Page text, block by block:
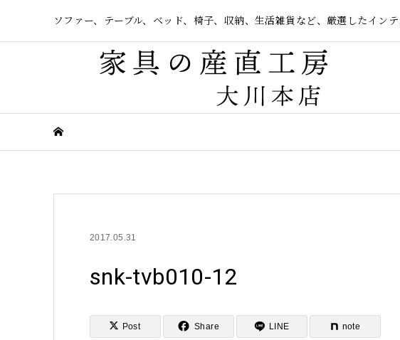
ソファー、テーブル、ベッド、椅子、収納、生活雑貨など、厳選したイン
2017.05.31
snk-tvb010-12
Post Share LINE note